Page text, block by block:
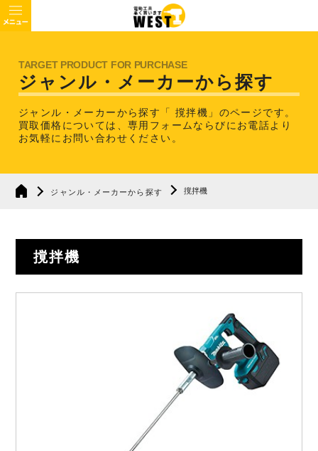
ジャンル・メーカーから探す
ジャンル・メーカーから探す「 撹拌機」のページです。
買取価格については、専用フォームならびにお電話より
お気軽にお問い合わせください。
ジャンル・メーカーから探す 撹拌機
撹拌機